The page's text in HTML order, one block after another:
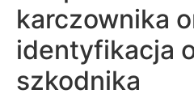
karczownika
identyfikacja
szkodnika